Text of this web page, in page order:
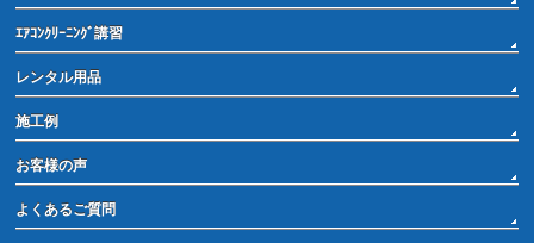
ｴｱｺﾝｸﾘｰﾆﾝｸﾞ講習
レンタル用品
施工例
お客様の声
よくあるご質問